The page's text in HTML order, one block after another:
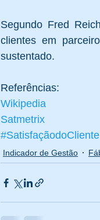
Segundo Fred
clientes em
sustentado.
Referências:
Wikipedia
Satmetrix
#SatisfaçãodoCliente
Indicador de Gestão